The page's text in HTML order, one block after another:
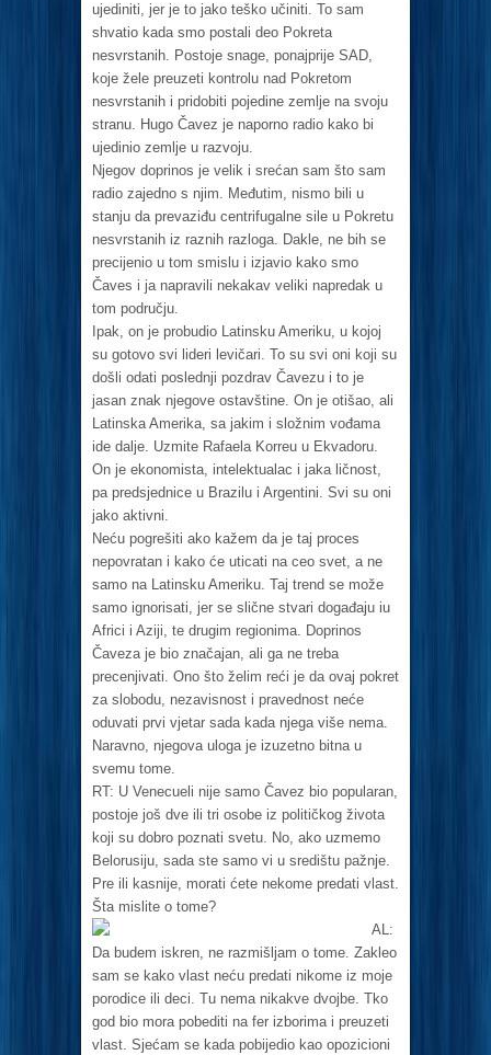
ujediniti, jer je to jako teško učiniti. To sam
shvatio kada smo postali deo Pokreta
nesvrstanih. Postoje snage, ponajprije SAD,
koje žele preuzeti kontrolu nad Pokretom
nesvrstanih i pridobiti pojedine zemlje na svoju
stranu. Hugo Čavez je naporno radio kako bi
ujedinio zemlje u razvoju.
Njegov doprinos je velik i srećan sam što sam
radio zajedno s njim. Međutim, nismo bili u
stanju da prevaziđu centrifugalne sile u Pokretu
nesvrstanih iz raznih razloga. Dakle, ne bih se
precijenio u tom smislu i izjavio kako smo
Čaves i ja napravili nekakav veliki napredak u
tom području.
Ipak, on je probudio Latinsku Ameriku, u kojoj
su gotovo svi lideri levičari. To su svi oni koji su
došli odati poslednji pozdrav Čavezu i to je
jasan znak njegove ostavštine. On je otišao, ali
Latinska Amerika, sa jakim i složnim vođama
ide dalje. Uzmite Rafaela Korreu u Ekvadoru.
On je ekonomista, intelektualac i jaka ličnost,
pa predsjednice u Brazilu i Argentini. Svi su oni
jako aktivni.
Neću pogrešiti ako kažem da je taj proces
nepovratan i kako će uticati na ceo svet, a ne
samo na Latinsku Ameriku. Taj trend se može
samo ignorisati, jer se slične stvari događaju iu
Africi i Aziji, te drugim regionima. Doprinos
Čaveza je bio značajan, ali ga ne treba
precenjivati. Ono što želim reći je da ovaj pokret
za slobodu, nezavisnost i pravednost neće
oduvati prvi vjetar sada kada njega više nema.
Naravno, njegova uloga je izuzetno bitna u
svemu tome.
RT: U Venecueli nije samo Čavez bio popularan,
postoje još dve ili tri osobe iz političkog života
koji su dobro poznati svetu. No, ako uzmemo
Belorusiju, sada ste samo vi u središtu pažnje.
Pre ili kasnije, morati ćete nekome predati vlast.
Šta mislite o tome?
AL:
Da budem iskren, ne razmišljam o tome. Zakleo
sam se kako vlast neću predati nikome iz moje
porodice ili deci. Tu nema nikakve dvojbe. Tko
god bio mora pobediti na fer izborima i preuzeti
vlast. Sjećam se kada pobijedio kao opozicioni